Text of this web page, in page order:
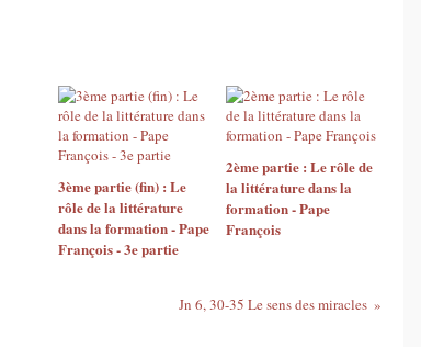
3ème partie (fin) : Le
rôle de la littérature
dans la formation - Pape
François - 3e partie
2ème partie : Le rôle de
la littérature dans la
formation - Pape
François
Jn 6, 30-35 Le sens des miracles